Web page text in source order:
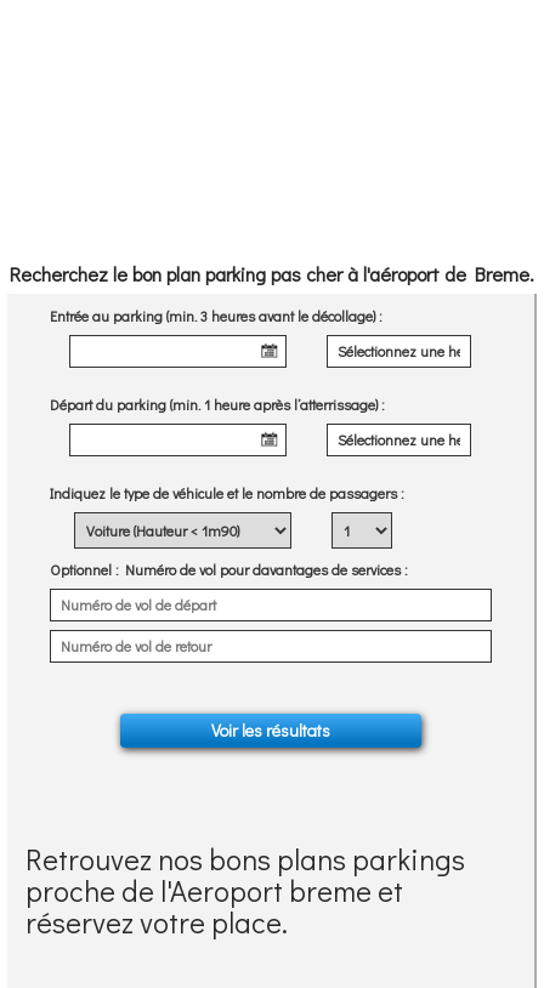
Recherchez le bon plan parking pas cher à l'aéroport de Breme.
Entrée au parking (min. 3 heures avant le décollage) :
Départ du parking (min. 1 heure après l’atterrissage) :
Indiquez le type de véhicule et le nombre de passagers :
Optionnel: Numéro de vol pour davantages de services :
Retrouvez nos bons plans parkings
proche de l'Aeroport breme et
réservez votre place.